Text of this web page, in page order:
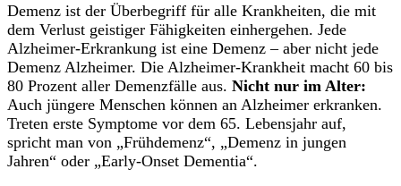
Demenz ist der Überbegriff für alle Krankheiten, die mit
dem Verlust geistiger Fähigkeiten einhergehen. Jede
Alzheimer-Erkrankung ist eine Demenz – aber nicht jede
Demenz Alzheimer. Die Alzheimer-Krankheit macht 60 bis
80 Prozent aller Demenzfälle aus. Nicht nur im Alter:
Auch jüngere Menschen können an Alzheimer erkranken.
Treten erste Symptome vor dem 65. Lebensjahr auf,
spricht man von „Frühdemenz“, „Demenz in jungen
Jahren“ oder „Early-Onset Dementia“.